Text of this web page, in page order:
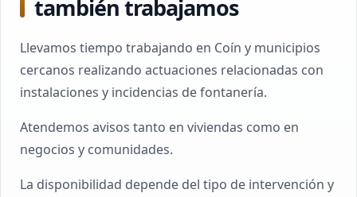
también trabajamos
Llevamos tiempo trabajando en Coín y municipios
cercanos realizando actuaciones relacionadas con
instalaciones y incidencias de fontanería.
Atendemos avisos tanto en viviendas como en
negocios y comunidades.
La disponibilidad depende del tipo de intervención y